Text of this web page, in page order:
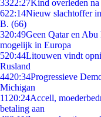
3322:27Kind overleden
622:14Nieuw slachtoffer
B. (66)
320:49Geen Qatar en
mogelijk in Europa
520:44Litouwen vindt
Rusland
4420:34Progressieve
Michigan
11 20:24Accell,
betaling aan